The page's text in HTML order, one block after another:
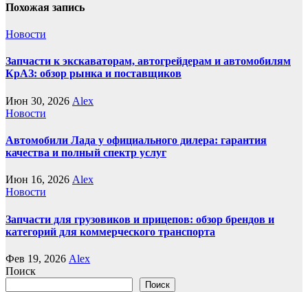
Похожая запись
Новости
Запчасти к экскаваторам, автогрейдерам и автомобилям
КрАЗ: обзор рынка и поставщиков
Июн 30, 2026 Alex
Новости
Автомобили Лада у официального дилера: гарантия
качества и полный спектр услуг
Июн 16, 2026 Alex
Новости
Запчасти для грузовиков и прицепов: обзор брендов и
категорий для коммерческого транспорта
Фев 19, 2026 Alex
Поиск
Поиск